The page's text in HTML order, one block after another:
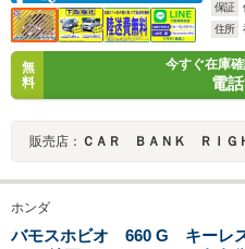
保証
住所
無
料
今すぐ在庫
電
販売店： ＣＡＲ ＢＡＮＫ ＲＩＧ
ホンダ
バモスホビオ 660 G キーレ